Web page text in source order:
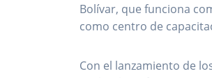
Bolívar, que funciona
como centro de
Con el lanzamiento de